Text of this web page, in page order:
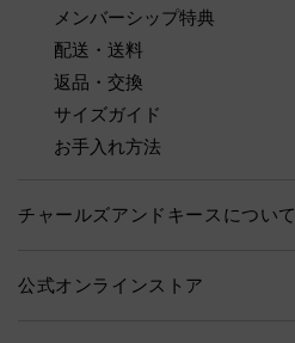
メンバーシップ特典
配送・送料
返品・交換
サイズガイド
お手入れ方法
チャールズアンドキースについて
公式オンラインストア